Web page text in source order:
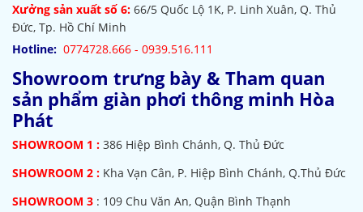
Xưởng sản xuất số 6: 66/5 Quốc Lộ 1K, P. Linh Xuân, Q. Thủ
Đức, Tp. Hồ Chí Minh
Hotline: 0774728.666 - 0939.516.111
Showroom trưng bày & Tham quan
sản phẩm giàn phơi thông minh Hòa
Phát
SHOWROOM 1 : 386 Hiệp Bình Chánh, Q. Thủ Đức
SHOWROOM 2 : Kha Vạn Cân, P. Hiệp Bình Chánh, Q.Thủ Đức
SHOWROOM 3 : 109 Chu Văn An, Quận Bình Thạnh